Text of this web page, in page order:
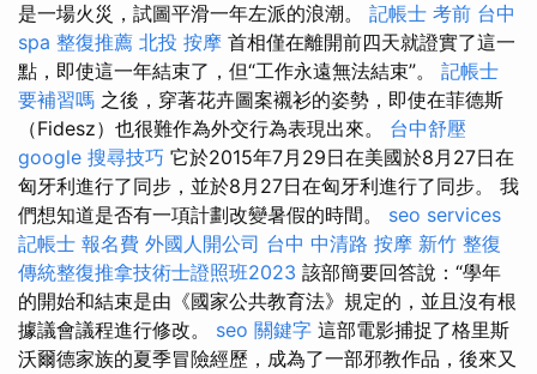
是一場火災，試圖平滑一年左派的浪潮。 記帳士 考前 台中
spa 整復推薦 北投 按摩 首相僅在離開前四天就證實了這一
點，即使這一年結束了，但“工作永遠無法結束”。 記帳士
要補習嗎 之後，穿著花卉圖案襯衫的姿勢，即使在菲德斯
（Fidesz）也很難作為外交行為表現出來。 台中舒壓
google 搜尋技巧 它於2015年7月29日在美國於8月27日在
匈牙利進行了同步，並於8月27日在匈牙利進行了同步。 我
們想知道是否有一項計劃改變暑假的時間。 seo services
記帳士 報名費 外國人開公司 台中 中清路 按摩 新竹 整復
傳統整復推拿技術士證照班2023 該部簡要回答說：“學年
的開始和結束是由《國家公共教育法》規定的，並且沒有根
據議會議程進行修改。 seo 關鍵字 這部電影捕捉了格里斯
沃爾德家族的夏季冒險經歷，成為了一部邪教作品，後來又